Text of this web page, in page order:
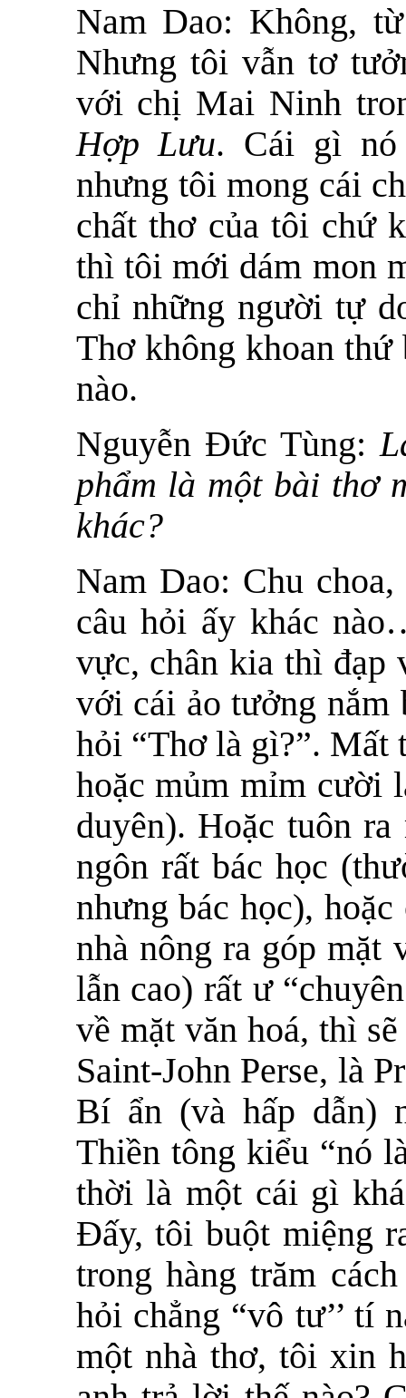
Nam Dao: Không,
Nhưng tôi vẫn tơ
với chị Mai Ninh
Hợp Lưu. Cái gì nó
nhưng tôi mong cái
chất thơ của tôi chứ
thì tôi mới dám mon
chỉ những người tự
Thơ không khoan
nào.
Nguyễn Đức Tùng:
phẩm là một bài thơ
khác?
Nam Dao: Chu
câu hỏi ấy khác
vực, chân kia thì đạp
với cái ảo tưởng nắm
hỏi “Thơ là gì?”. Mất
hoặc mủm mỉm cười
duyên). Hoặc tuôn
ngôn rất bác học
nhưng bác học),
nhà nông ra góp mặt
lẫn cao) rất ư
về mặt văn hoá, thì
Saint-John Perse, là
Bí ẩn (và hấp dẫn)
Thiền tông kiểu “nó
thời là một cái gì
Đấy, tôi buột miệng
trong hàng trăm
hỏi chẳng “vô tư’’ tí
một nhà thơ, tôi xin